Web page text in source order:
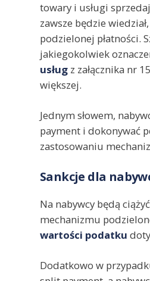
towary i usługi
zawsze będzie
podzielonej płatności.
jakiegokolwiek
usług z załącznika nr
większej.
Jednym słowem,
payment i dokonywać
zastosowaniu
Sankcje dla
Na nabywcy będą
mechanizmu
wartości podatku
Dodatkowo w